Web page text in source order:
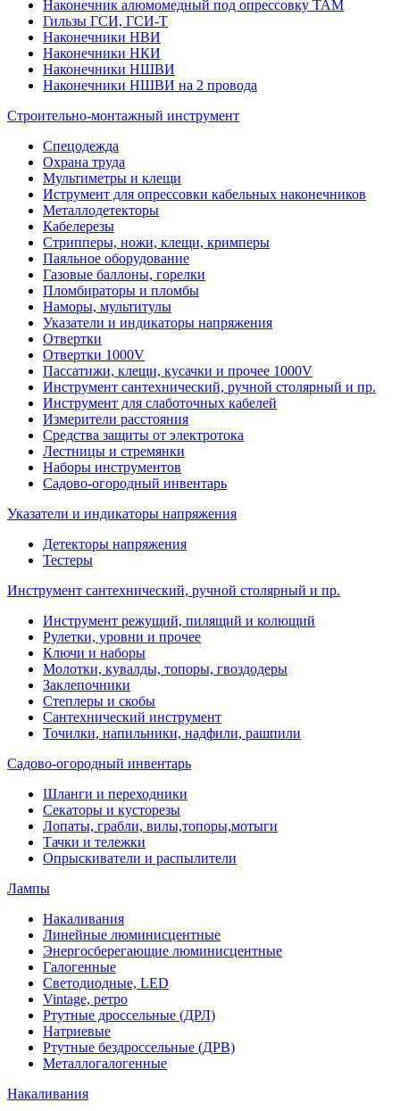
Наконечник алюмомедный под опрессовку ТАМ
Гильзы ГСИ, ГСИ-Т
Наконечники НВИ
Наконечники НКИ
Наконечники НШВИ
Наконечники НШВИ на 2 провода
Строительно-монтажный инструмент
Спецодежда
Охрана труда
Мультиметры и клещи
Иструмент для опрессовки кабельных наконечников
Металлодетекторы
Кабелерезы
Стрипперы, ножи, клещи, кримперы
Паяльное оборудование
Газовые баллоны, горелки
Пломбираторы и пломбы
Наморы, мультитулы
Указатели и индикаторы напряжения
Отвертки
Отвертки 1000V
Пассатижи, клещи, кусачки и прочее 1000V
Инструмент сантехнический, ручной столярный и пр.
Инструмент для слаботочных кабелей
Измерители расстояния
Средства защиты от электротока
Лестницы и стремянки
Наборы инструментов
Садово-огородный инвентарь
Указатели и индикаторы напряжения
Детекторы напряжения
Тестеры
Инструмент сантехнический, ручной столярный и пр.
Инструмент режущий, пилящий и колющий
Рулетки, уровни и прочее
Ключи и наборы
Молотки, кувалды, топоры, гвоздодеры
Заклепочники
Степлеры и скобы
Сантехнический инструмент
Точилки, напильники, надфили, рашпили
Садово-огородный инвентарь
Шланги и переходники
Секаторы и кусторезы
Лопаты, грабли, вилы,топоры,мотыги
Тачки и тележки
Опрыскиватели и распылители
Лампы
Накаливания
Линейные люминисцентные
Энергосберегающие люминисцентные
Галогенные
Светодиодные, LED
Vintage, ретро
Ртутные дроссельные (ДРЛ)
Натриевые
Ртутные бездроссельные (ДРВ)
Металлогалогенные
Накаливания